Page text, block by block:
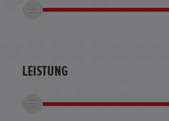
LEISTUNG